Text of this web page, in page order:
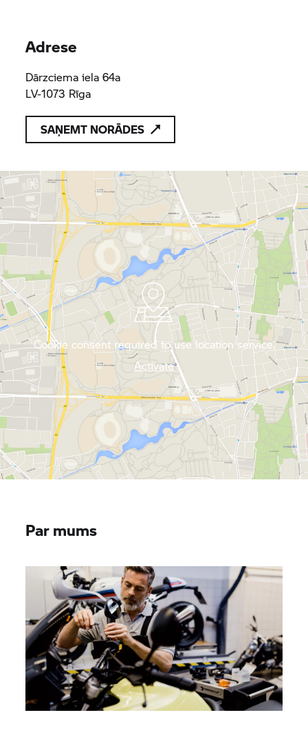
Adrese
Dārzciema iela 64a
LV-1073 Rīga
SAŅEMT NORĀDES
Cookie consent required to use location service.
Activate
Par mums